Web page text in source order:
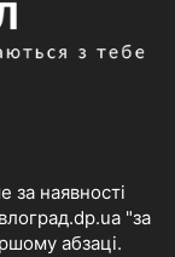
за наявності
"за
абзаці.